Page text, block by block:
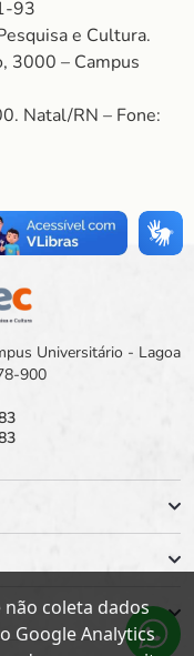
93
e Cultura.
3000 – Campus
Natal/RN – Fone:
Universitário - Lagoa
900
coleta dados
Google Analytics